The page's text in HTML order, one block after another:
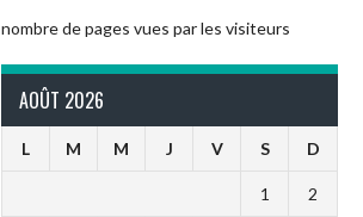
nombre de pages vues par les visiteurs
AOÛT 2026
L M M J V S D
1 2